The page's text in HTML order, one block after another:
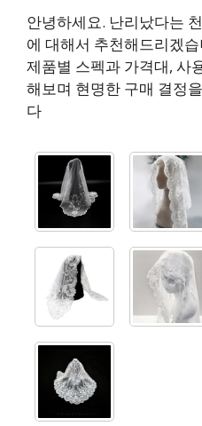
안녕하세요. 난리났다는
에 대해서 추천해드리겠
제품별 스펙과 가격대, 사
해보며 현명한 구매 결정
다